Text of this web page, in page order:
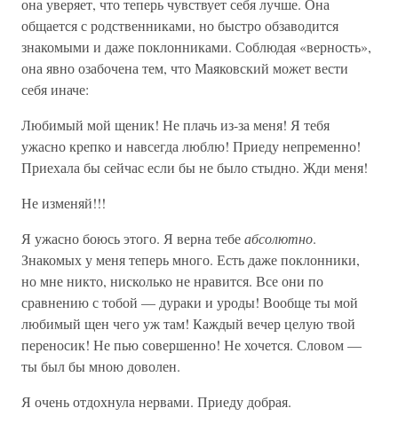
она уверяет, что теперь чувствует себя лучше. Она
общается с родственниками, но быстро обзаводится
знакомыми и даже поклонниками. Соблюдая «верность»,
она явно озабочена тем, что Маяковский может вести
себя иначе:
Любимый мой щеник! Не плачь из-за меня! Я тебя
ужасно крепко и навсегда люблю! Приеду непременно!
Приехала бы сейчас если бы не было стыдно. Жди меня!
Не изменяй!!!
Я ужасно боюсь этого. Я верна тебеабсолютно.
Знакомых у меня теперь много. Есть даже поклонники,
но мне никто, нисколько не нравится. Все они по
сравнению с тобой — дураки и уроды! Вообще ты мой
любимый щен чего уж там! Каждый вечер целую твой
переносик! Не пью совершенно! Не хочется. Словом —
ты был бы мною доволен.
Я очень отдохнула нервами. Приеду добрая.